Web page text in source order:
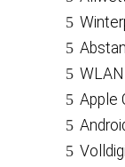
Apple